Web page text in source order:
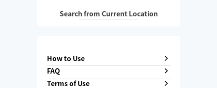
Search from Current Location
How to Use
FAQ
Terms of Use